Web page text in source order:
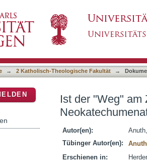
→ 2 Katholisch-Theologische Fakultät →
Ist der "Weg" am
Autor(en):
Tübinger Autor(en):
Erschienen in: